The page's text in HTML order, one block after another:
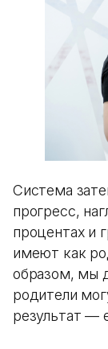
Система
прогресс,
процентах и
имеют как
образом, мы
родители
результат —